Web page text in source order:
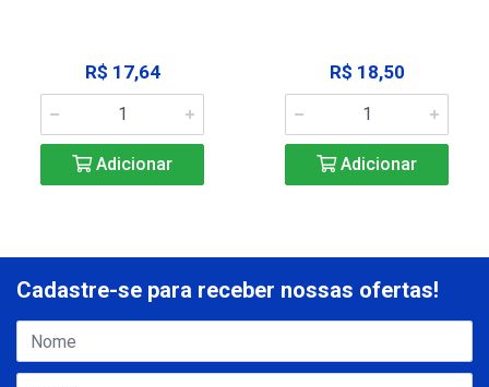
R$ 17,64
Adicionar
R$ 18,50
Adicionar
Cadastre-se para receber nossas ofertas!